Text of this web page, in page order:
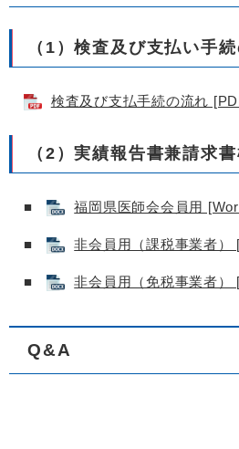
（1）検査及び支払い手
検査及び支払手続の流れ
（2）実績報告書兼請求
■ 福岡県医師会会員用
■ 非会員用（課税事業者）
■ 非会員用（免税事業者）
Q&A